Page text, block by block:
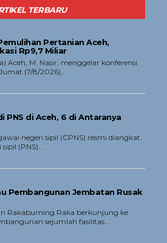
TERBARU
Pertanian Aceh,
Rp9,7 Miliar
Aceh, M. Nasir, menggelar konferensi
(7/8/2026),...
PNS di Aceh, 6 di Antaranya
negeri sipil (CPNS) resmi diangkat
(PNS)...
Pembangunan Jembatan Rusak
Rakabuming Raka berkunjung ke
sejumlah fasilitas...